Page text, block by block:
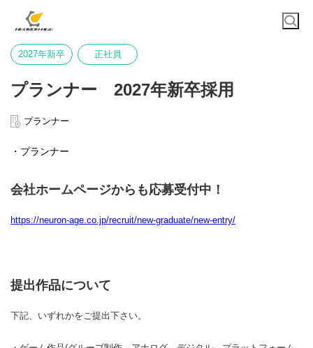
2027年新卒 正社員
プランナー 2027年新卒採用
プランナー
・プランナー
会社ホームページからも応募受付中！
https://neuron-age.co.jp/recruit/new-graduate/new-entry/
提出作品について
下記、いずれかをご提出下さい。